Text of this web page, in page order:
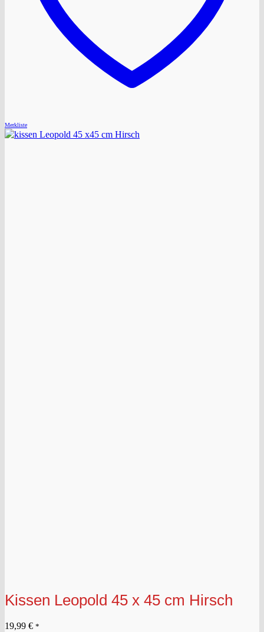
Merkliste
Kissen Leopold 45 x 45 cm Hirsch
19,99 € *